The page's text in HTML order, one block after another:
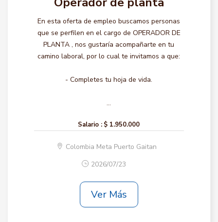
En esta oferta de empleo buscamos personas
que se perfilen en el cargo de OPERADOR DE
PLANTA , nos gustaría acompañarte en tu
camino laboral, por lo cual te invitamos a que:
- Completes tu hoja de vida.
...
Salario : $ 1.950.000
Colombia Meta Puerto Gaitan
2026/07/23
Ver Más